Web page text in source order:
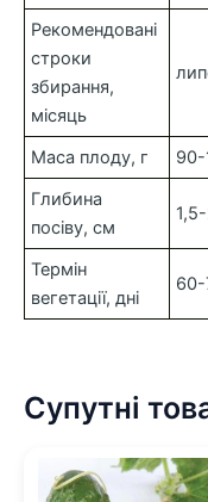
Рекомендовані
строки
збирання,
місяць
Маса плоду, г
90-
Глибина
посіву, см
Термін
вегетації, дні
Супутні